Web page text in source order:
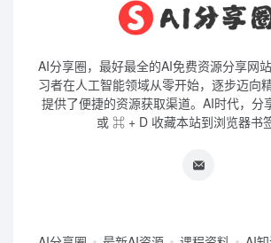
AI分享圈，最好最全的AI免费资源分享网
习者在人工智能领域从零开始，逐步迈向
提供了便捷的资源获取渠道。AI时代，分
或 ⌘ + D 收藏本站到浏览器书